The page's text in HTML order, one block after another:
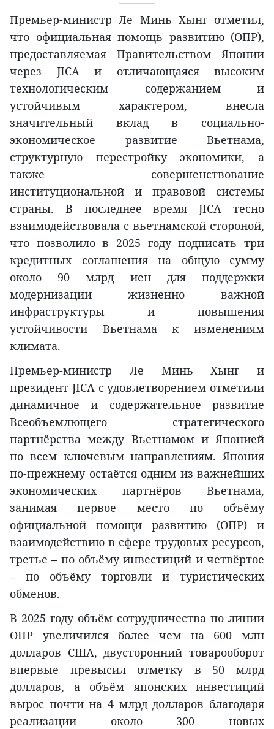
Премьер-министр Ле Минь Хынг отметил,
что официальная помощь развитию (ОПР),
предоставляемая Правительством Японии
через JICA и отличающаяся высоким
технологическим содержанием и
устойчивым характером, внесла
значительный вклад в социально-
экономическое развитие Вьетнама,
структурную перестройку экономики, а
также совершенствование
институциональной и правовой системы
страны. В последнее время JICA тесно
взаимодействовала с вьетнамской стороной,
что позволило в 2025 году подписать три
кредитных соглашения на общую сумму
около 90 млрд иен для поддержки
модернизации жизненно важной
инфраструктуры и повышения
устойчивости Вьетнама к изменениям
климата.
Премьер-министр Ле Минь Хынг и
президент JICA с удовлетворением отметили
динамичное и содержательное развитие
Всеобъемлющего стратегического
партнёрства между Вьетнамом и Японией
по всем ключевым направлениям. Япония
по-прежнему остаётся одним из важнейших
экономических партнёров Вьетнама,
занимая первое место по объёму
официальной помощи развитию (ОПР) и
взаимодействию в сфере трудовых ресурсов,
третье – по объёму инвестиций и четвёртое
– по объёму торговли и туристических
обменов.
В 2025 году объём сотрудничества по линии
ОПР увеличился более чем на 600 млн
долларов США, двусторонний товарооборот
впервые превысил отметку в 50 млрд
долларов, а объём японских инвестиций
вырос почти на 4 млрд долларов благодаря
реализации около 300 новых